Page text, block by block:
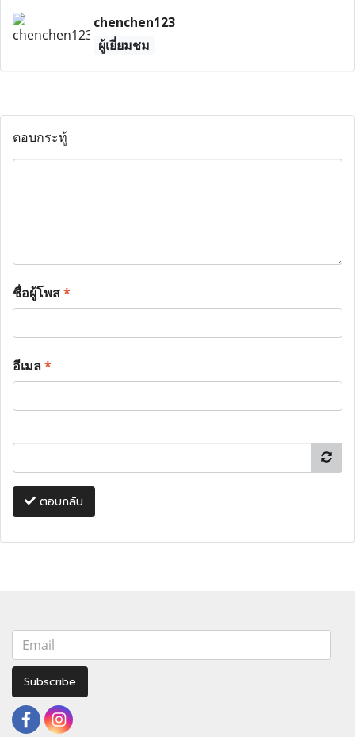
chenchen123
ผู้เยี่ยมชม
ตอบกระทู้
ชื่อผู้โพส*
อีเมล*
ตอบกลับ
Subscribe